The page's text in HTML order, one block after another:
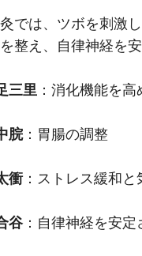
では、ツボを刺激
整え、自律神経を
三里 ：消化機能を高
脘：胃腸の調整
衝：ストレス緩和と
谷：自律神経を安定